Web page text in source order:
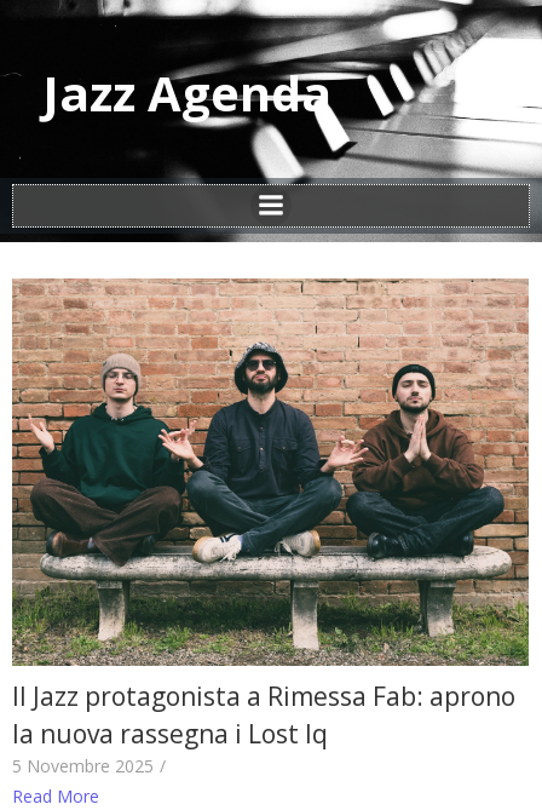
Jazz Agenda
Il Jazz protagonista a Rimessa Fab: aprono
la nuova rassegna i Lost Iq
5 Novembre 2025 /
Read More